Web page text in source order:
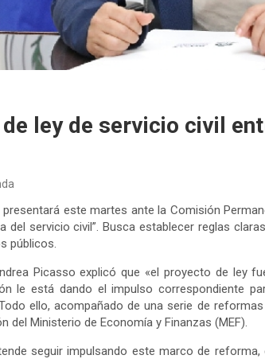
ley de servicio civil
presentará este martes ante la Comisión
del servicio civil”. Busca establecer reglas
públicos.
Picasso explicó que «el proyecto de ley
le está dando el impulso correspondiente
ello, acompañado de una serie de
del Ministerio de Economía y Finanzas (MEF).
seguir impulsando este marco de